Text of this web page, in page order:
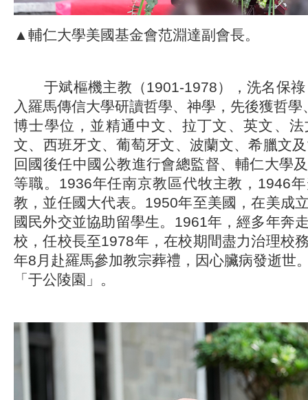
▲輔仁大學美國基金會范淵達副會長。
于斌樞機主教（1901-1978），洗名保祿
入羅馬傳信大學研讀哲學、神學，先後獲哲
博士學位，並精通中文、拉丁文、英文、
文、西班牙文、葡萄牙文、波蘭文、希臘文
回國後任中國公教進行會總監督、輔仁大學
等職。1936年任南京教區代牧主教，1946
教，並任國大代表。1950年至美國，在美成
國民外交並協助留學生。1961年，經多年奔
校，任校長至1978年，在校期間盡力治理校
年8月赴羅馬參加教宗葬禮，因心臟病發逝世
「于公陵園」。